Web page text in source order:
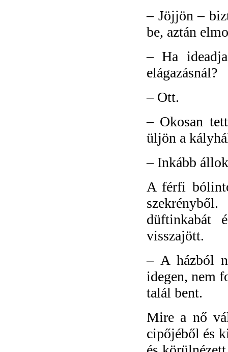
– Jöjjön –
be, aztán
–Ha
elágazásnál?
– Ott.
– Okosan
üljön a
– Inkább
A férfi
düftinkabát
visszajött.
–A házból
idegen, nem
talál bent.
Mire a nő
cipőjéből és